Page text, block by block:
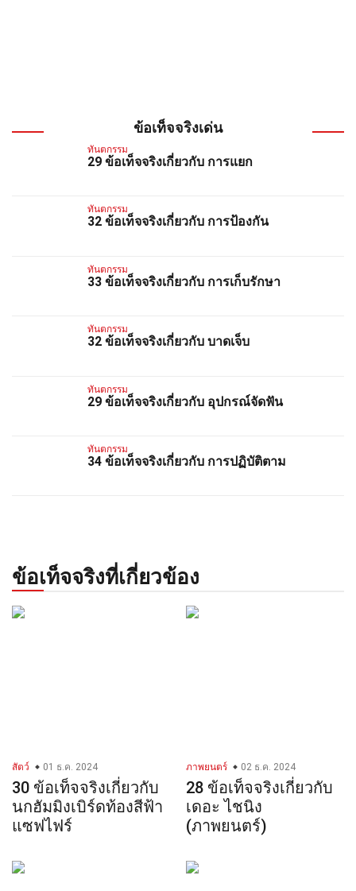
ข้อเท็จจริงเด่น
ทันตกรรม
29 ข้อเท็จจริงเกี่ยวกับ การแยก
ทันตกรรม
32 ข้อเท็จจริงเกี่ยวกับ การป้องกัน
ทันตกรรม
33 ข้อเท็จจริงเกี่ยวกับ การเก็บรักษา
ทันตกรรม
32 ข้อเท็จจริงเกี่ยวกับ บาดเจ็บ
ทันตกรรม
29 ข้อเท็จจริงเกี่ยวกับ อุปกรณ์จัดฟัน
ทันตกรรม
34 ข้อเท็จจริงเกี่ยวกับ การปฏิบัติตาม
ข้อเท็จจริงที่เกี่ยวข้อง
สัตว์ 01 ธ.ค. 2024
30 ข้อเท็จจริงเกี่ยวกับ
นกฮัมมิงเบิร์ดท้องสีฟ้า
แซฟไฟร์
ภาพยนตร์ 02 ธ.ค. 2024
28 ข้อเท็จจริงเกี่ยวกับ
เดอะ ไชนิง
(ภาพยนตร์)